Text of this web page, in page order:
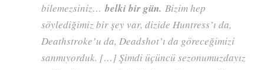
bilemezsiniz… belki bir gün. Bizim hep
söylediğimiz bir şey var, dizide Huntress’ı da,
Deathstroke’u da, Deadshot’ı da göreceğimizi
sanmıyorduk. […] Şimdi üçüncü sezonumuzdayız